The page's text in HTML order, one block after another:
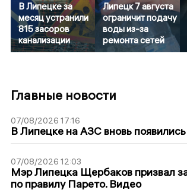
В Липецке за
месяц устранили
815 засоров
канализации
Липецк 7 августа
ограничит подачу
воды из-за
ремонта сетей
Главные новости
07/08/2026 17:16
В Липецке на АЗС вновь
07/08/2026 12:03
Мэр Липецка Щербаков призвал
по правилу Парето. Видео